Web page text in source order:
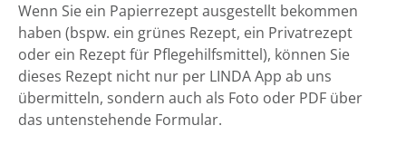
Wenn Sie ein Papierrezept ausgestellt bekommen
haben (bspw. ein grünes Rezept, ein Privatrezept
oder ein Rezept für Pflegehilfsmittel), können Sie
dieses Rezept nicht nur per LINDA App ab uns
übermitteln, sondern auch als Foto oder PDF über
das untenstehende Formular.